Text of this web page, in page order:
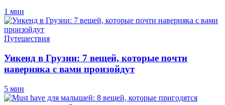
1 мин
Путешествия
Уикенд в Грузии: 7 вещей, которые почти
наверняка с вами произойдут
5 мин